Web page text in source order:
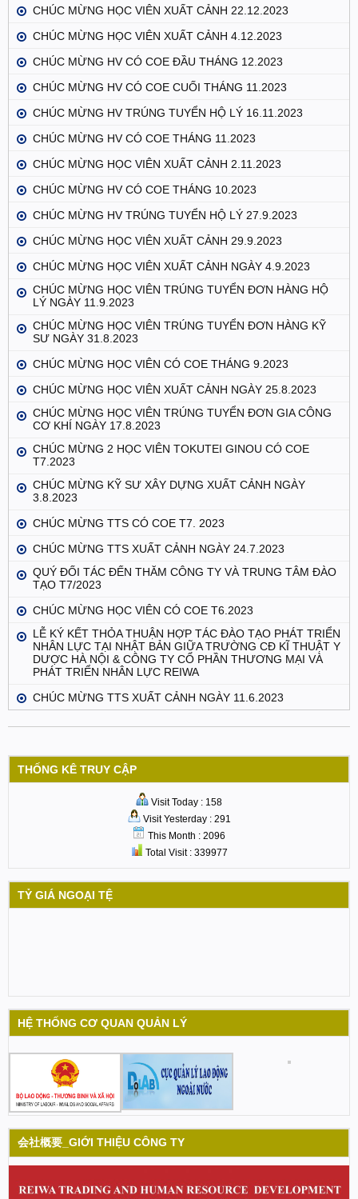
CHÚC MỪNG HỌC VIÊN XUẤT CẢNH 22.12.2023
CHÚC MỪNG HỌC VIÊN XUẤT CẢNH 4.12.2023
CHÚC MỪNG HV CÓ COE ĐẦU THÁNG 12.2023
CHÚC MỪNG HV CÓ COE CUỐI THÁNG 11.2023
CHÚC MỪNG HV TRÚNG TUYỂN HỘ LÝ 16.11.2023
CHÚC MỪNG HV CÓ COE THÁNG 11.2023
CHÚC MỪNG HỌC VIÊN XUẤT CẢNH 2.11.2023
CHÚC MỪNG HV CÓ COE THÁNG 10.2023
CHÚC MỪNG HV TRÚNG TUYỂN HỘ LÝ 27.9.2023
CHÚC MỪNG HỌC VIÊN XUẤT CẢNH 29.9.2023
CHÚC MỪNG HỌC VIÊN XUẤT CẢNH NGÀY 4.9.2023
CHÚC MỪNG HỌC VIÊN TRÚNG TUYỂN ĐƠN HÀNG HỘ
LÝ NGÀY 11.9.2023
CHÚC MỪNG HỌC VIÊN TRÚNG TUYỂN ĐƠN HÀNG KỸ
SƯ NGÀY 31.8.2023
CHÚC MỪNG HỌC VIÊN CÓ COE THÁNG 9.2023
CHÚC MỪNG HỌC VIÊN XUẤT CẢNH NGÀY 25.8.2023
CHÚC MỪNG HỌC VIÊN TRÚNG TUYỂN ĐƠN GIA CÔNG
CƠ KHÍ NGÀY 17.8.2023
CHÚC MỪNG 2 HỌC VIÊN TOKUTEI GINOU CÓ COE
T7.2023
CHÚC MỪNG KỸ SƯ XÂY DỰNG XUẤT CẢNH NGÀY
3.8.2023
CHÚC MỪNG TTS CÓ COE T7. 2023
CHÚC MỪNG TTS XUẤT CẢNH NGÀY 24.7.2023
QUÝ ĐỐI TÁC ĐẾN THĂM CÔNG TY VÀ TRUNG TÂM ĐÀO
TẠO T7/2023
CHÚC MỪNG HỌC VIÊN CÓ COE T6.2023
LỄ KÝ KẾT THỎA THUẬN HỢP TÁC ĐÀO TẠO PHÁT TRIỂN
NHÂN LỰC TẠI NHẬT BẢN GIỮA TRƯỜNG CĐ KĨ THUẬT Y
DƯỢC HÀ NỘI & CÔNG TY CỔ PHẦN THƯƠNG MẠI VÀ
PHÁT TRIỂN NHÂN LỰC REIWA
CHÚC MỪNG TTS XUẤT CẢNH NGÀY 11.6.2023
THỐNG KÊ TRUY CẬP
Visit Today : 158
Visit Yesterday : 291
This Month : 2096
Total Visit : 339977
TỶ GIÁ NGOẠI TỆ
HỆ THỐNG CƠ QUAN QUẢN LÝ
会社概要_GIỚI THIỆU CÔNG TY